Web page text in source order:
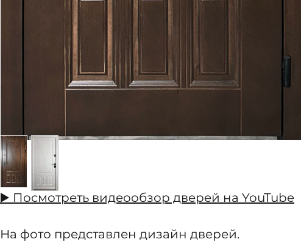
▶️ Посмотреть видеообзор дверей на YouTube
На фото представлен дизайн дверей.